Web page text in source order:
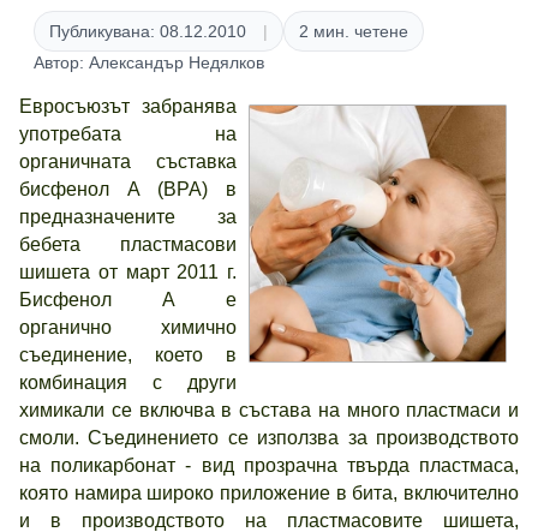
Публикувана: 08.12.2010
2 мин. четене
Автор: Александър Недялков
Евросъюзът забранява
употребата на
органичната съставка
бисфенол А (BPA) в
предназначените за
бебета пластмасови
шишета от март 2011 г.
Бисфенол А е
органично химично
съединение, което в
комбинация с други
химикали се включва в състава на много пластмаси и
смоли. Съединението се използва за производството
на поликарбонат - вид прозрачна твърда пластмаса,
която намира широко приложение в бита, включително
и в производството на пластмасовите шишета,